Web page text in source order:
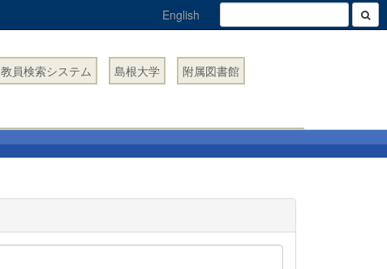
English
教員検索システム 島根大学 附属図書館